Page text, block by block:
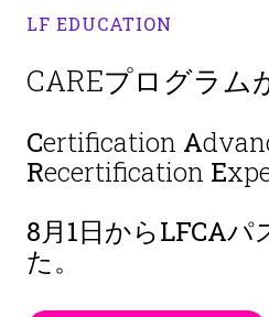
LF EDUCATION
CAREプログラム
Certification A
Recertification E
8月1日からLFCAパ
た。